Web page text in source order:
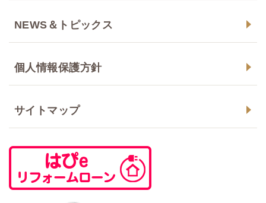
NEWS＆トピックス
個人情報保護方針
サイトマップ